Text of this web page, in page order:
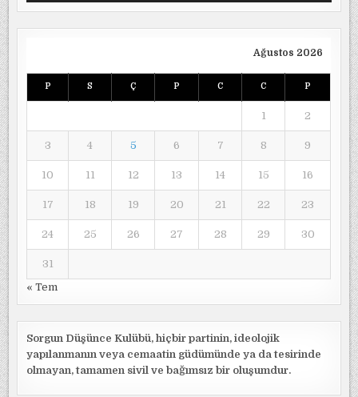
Ağustos 2026
P S Ç P C C P
1 2
3 4 5 6 7 8 9
10 11 12 13 14 15 16
17 18 19 20 21 22 23
24 25 26 27 28 29 30
31
« Tem
Sorgun Düşünce Kulübü, hiçbir partinin, ideolojik
yapılanmanın veya cemaatin güdümünde ya da tesirinde
olmayan, tamamen sivil ve bağımsız bir oluşumdur.